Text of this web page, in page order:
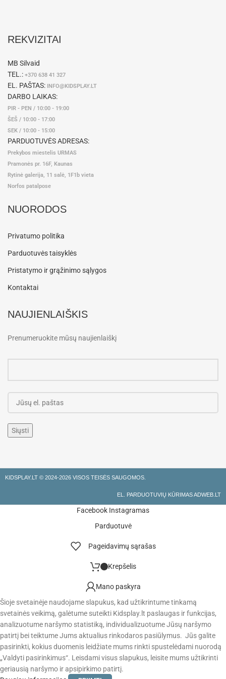
REKVIZITAI
MB Silvaid
TEL.: +370 638 41 327
EL. PAŠTAS: INFO@KIDSPLAY.LT
DARBO LAIKAS:
PIR - PEN / 10:00 - 19:00
ŠEŠ / 10:00 - 17:00
SEK / 10:00 - 15:00
PARDUOTUVĖS ADRESAS:
Prekybos miestelis URMAS
Pramonės pr. 16F, Kaunas
Rytinė galerija, 11 salė, 1F1b vieta
Norfos patalpose
NUORODOS
Privatumo politika
Parduotuvės taisyklės
Pristatymo ir grąžinimo sąlygos
Kontaktai
NAUJIENLAIŠKIS
Prenumeruokite mūsų naujienlaiškį
KIDSPLAY.LT © 2024-2026 VISOS TEISĖS SAUGOMOS.
EL. PARDUOTUVIŲ KŪRIMAS ADWEB.LT
Facebook Instagramas
Parduotuvė
Pageidavimų sąrašas
Krepšelis
Mano paskyra
Šioje svetainėje naudojame slapukus, kad užtikrintume tinkamą
svetainės veikimą, galėtume suteikti Kidsplay.lt paslaugas ir funkcijas,
analizuotume naršymo statistiką, individualizuotume Jūsų naršymo
patirtį bei teiktume Jums aktualius rinkodaros pasiūlymus. Jūs galite
pasirinkti, kokius duomenis leidžiate mums rinkti spustelėdami nuorodą
„Valdyti pasirinkimus“. Leisdami visus slapukus, leisite mums užtikrinti
geriausią naršymo ir apsipirkimo patirtį.